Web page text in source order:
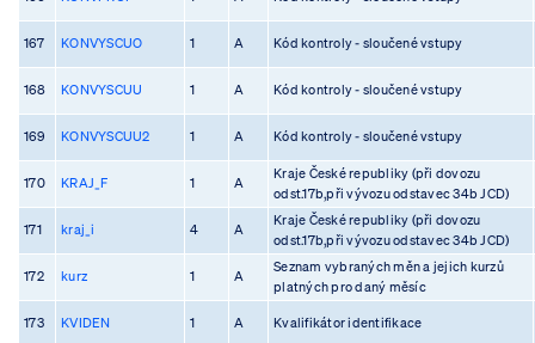
167 KONVYSCUO 1 A Kód kontroly - sloučené vstupy
168 KONVYSCUU 1 A Kód kontroly - sloučené vstupy
169 KONVYSCUU2 1 A Kód kontroly - sloučené vstupy
170 KRAJ_F 1 A
Kraje České republiky (při dovozu
odst.17b,při vývozu odstavec 34b JCD)
171 kraj_i 4 A
Kraje České republiky (při dovozu
odst.17b,při vývozu odstavec 34b JCD)
172 kurz 1 A
Seznam vybraných měn a jejich kurzů
platných pro daný měsíc
173 KVIDEN 1 A Kvalifikátor identifikace